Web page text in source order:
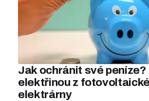
Jak ochránit své peníze?
elektřinou z fotovoltaické
elektrárny